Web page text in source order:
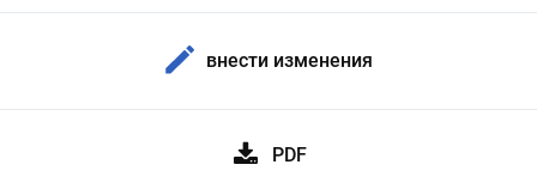
внести изменения
PDF